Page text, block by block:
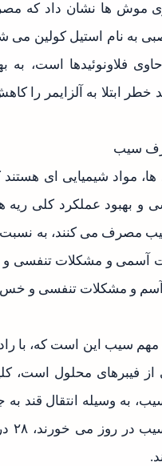
موش ها نشان داد که
به نام استیل کولین
فلاونوئیدها است، به
ابتلا به آلزایمر را
ها، مواد شیمیایی ای
و بهبود عملکرد کلی ریه
مصرف می کنند، به
آسمی و مشکلات
آسم و مشکلات تنفسی و
مهم سیب این است که، با
فیبرهای محلول است،
به وسیله انتقال قند